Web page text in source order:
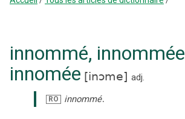
innommé, innommée
innomée [inɔme] adj.
RO innommé.